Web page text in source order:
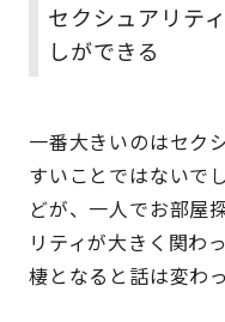
セクシュアリテ
しができる
一番大きいのはセク
すいことではないで
どが、一人でお部屋
リティが大きく関わ
棲となると話は変わ